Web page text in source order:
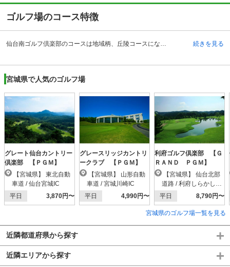
ゴルフ場のコース特徴
仙台南ゴルフ倶楽部のコースは地域柄、丘陵コースになっており、アップダウンのあるコースとなっています。フェアウェイは決して広くないため、ショットには正確さが求められます。飛距離は短めではありますが、アップダウンがあることから飛距離を合わせにくいといった特徴があるコースです。全長が6,235ヤードの18ホールがあり、それぞれに違った難易度を持っていますので、初心者ゴルファーから熟年ゴルファーまで満足が出来る内容となっています。なかでも、572ヤード、パー5の15番コースはグリーン手前の右サイドに池があるため、戦略的な攻めが求められます。ジャック・ニクラウスの作り出した戦略性溢れるコースを、ぜひ楽しんでください。 続きを見る
宮城県で人気のゴルフ場
グレート仙台カントリー
倶楽部 【ＰＧＭ】
車道 / 仙台宮城IC
平日
3,870円〜
グレースリッジカントリ
ークラブ 【ＰＧＭ】
車道 / 宮城川崎IC
平日
4,990円〜
利府ゴルフ倶楽部 【Ｇ
ＲＡＮＤ ＰＧＭ】
道路 / 利府しらかし台I
C
平日 8,790円〜
宮城県のゴルフ場一覧を見る
近隣都道府県から探す
近隣エリアから探す